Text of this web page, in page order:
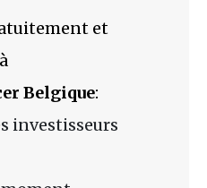
et
Belgique:
investisseurs